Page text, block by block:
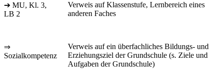
➔ MU, Kl. 3,
LB 2
Verweis auf Klassenstufe, Lernbereich eines
anderen Faches
⇒
Sozialkompetenz
Verweis auf ein überfachliches Bildungs- und
Erziehungsziel der Grundschule (s. Ziele und
Aufgaben der Grundschule)